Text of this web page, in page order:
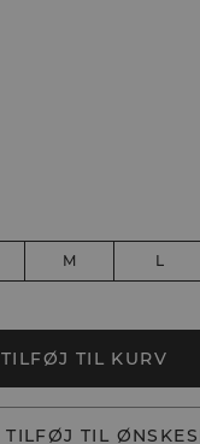
M L
TILFØJ TIL KURV
TILFØJ TIL